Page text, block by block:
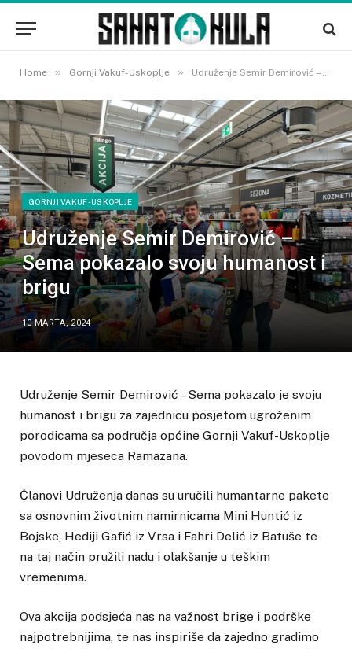
Home » Gornji Vakuf-Uskoplje » Udruženje Semir Demirović – Sema pokazalo svoju humanost i brigu
GORNJI VAKUF-USKOPLJE
Udruženje Semir Demirović –
Sema pokazalo svoju humanost i
brigu
10 MARTA, 2024
Udruženje Semir Demirović – Sema pokazalo je svoju
humanost i brigu za zajednicu posjetom ugroženim
porodicama sa područja općine Gornji Vakuf-Uskoplje
povodom mjeseca Ramazana.
Članovi Udruženja danas su uručili humantarne pakete
sa osnovnim životnim namirnicama Mini Huntić iz
Bojske, Hediji Gafić iz Vrsa i Fahri Delić iz Batuše te
na taj način pružili nadu i olakšanje u teškim
vremenima.
Ova akcija podsjeća nas na važnost brige i podrške
najpotrebnijima, te nas inspiriše da zajedno gradimo